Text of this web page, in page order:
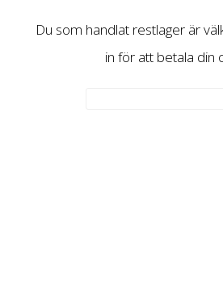
Du som handlat restlager är
in för att betala din